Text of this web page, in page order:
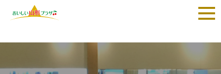
お知らせ